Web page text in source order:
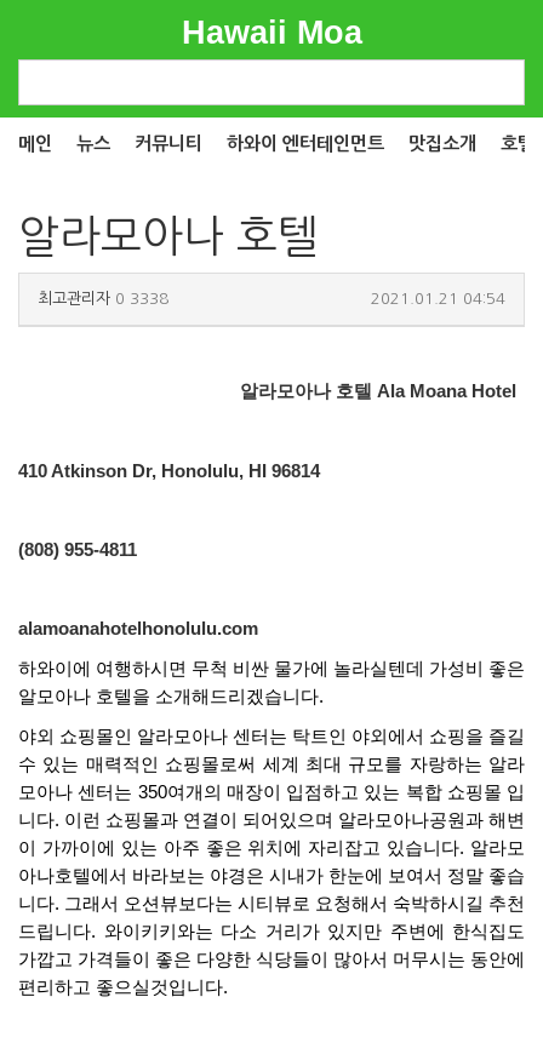
Hawaii Moa
메인 뉴스 커뮤니티 하와이 엔터테인먼트 맛집소개 호텔
알라모아나 호텔
최고관리자 0 3338 2021.01.21 04:54
알라모아나 호텔Ala Moana Hotel
410 Atkinson Dr, Honolulu, HI 96814
(808) 955-4811
alamoanahotelhonolulu.com
하와이에 여행하시면 무척 비싼 물가에 놀라실텐데 가성비 좋은
알모아나 호텔을 소개해드리겠습니다.
야외 쇼핑몰인 알라모아나 센터는 탁트인 야외에서 쇼핑을 즐길
수 있는 매력적인 쇼핑몰로써 세계 최대 규모를 자랑하는 알라
모아나 센터는 350여개의 매장이 입점하고 있는 복합 쇼핑몰 입
니다. 이런 쇼핑몰과 연결이 되어있으며 알라모아나공원과 해변
이 가까이에 있는 아주 좋은 위치에 자리잡고 있습니다. 알라모
아나호텔에서 바라보는 야경은 시내가 한눈에 보여서 정말 좋습
니다. 그래서 오션뷰보다는 시티뷰로 요청해서 숙박하시길 추천
드립니다. 와이키키와는 다소 거리가 있지만 주변에 한식집도
가깝고 가격들이 좋은 다양한 식당들이 많아서 머무시는 동안에
편리하고 좋으실것입니다.